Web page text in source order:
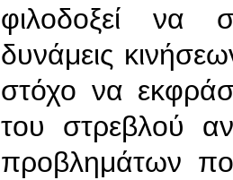
φιλοδοξεί να
δυνάμεις
στόχο να
του στρεβλού
προβλημάτων